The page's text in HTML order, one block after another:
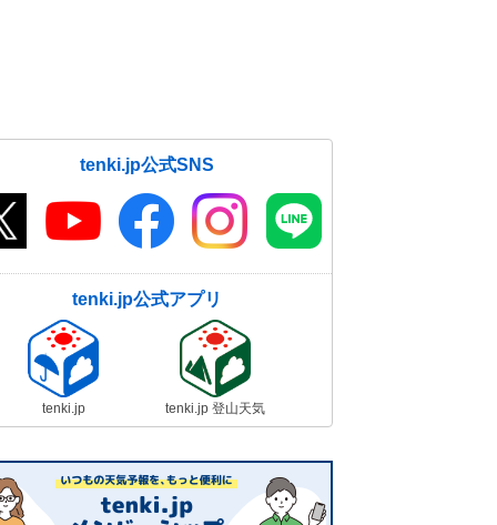
tenki.jp公式SNS
tenki.jp公式アプリ
tenki.jp tenki.jp 登山天気